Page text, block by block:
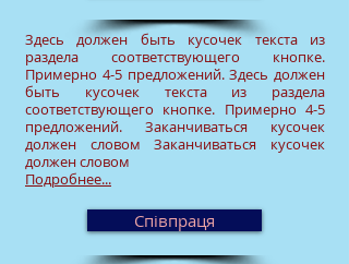
Здесь должен быть кусочек текста из
раздела соответствующего кнопке.
Примерно 4-5 предложений. Здесь должен
быть кусочек текста из раздела
соответствующего кнопке. Примерно 4-5
предложений. Заканчиваться кусочек
должен словом Заканчиваться кусочек
должен словом
Подробнее...
Співпраця